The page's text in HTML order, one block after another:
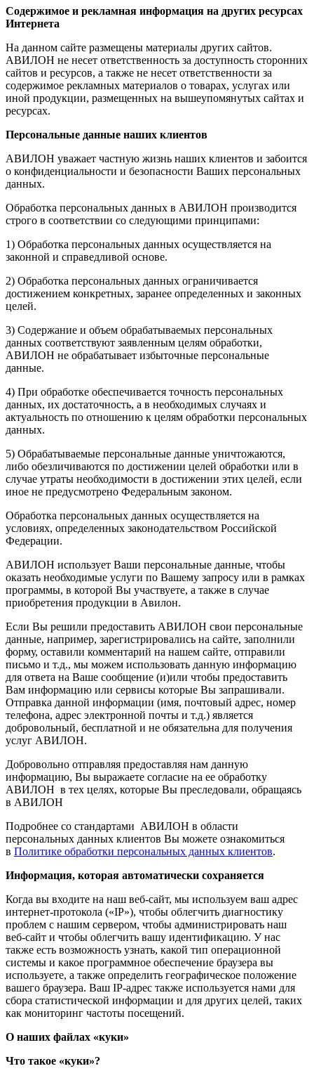
Содержимое и рекламная информация на других ресурсах
Интернета
На данном сайте размещены материалы других сайтов.
АВИЛОН не несет ответственность за доступность сторонних
сайтов и ресурсов, а также не несет ответственности за
содержимое рекламных материалов о товарах, услугах или
иной продукции, размещенных на вышеупомянутых сайтах и
ресурсах.
Персональные данные наших клиентов
АВИЛОН уважает частную жизнь наших клиентов и забоится
о конфиденциальности и безопасности Ваших персональных
данных.
Обработка персональных данных в АВИЛОН производится
строго в соответствии со следующими принципами:
1) Обработка персональных данных осуществляется на
законной и справедливой основе.
2) Обработка персональных данных ограничивается
достижением конкретных, заранее определенных и законных
целей.
3) Содержание и объем обрабатываемых персональных
данных соответствуют заявленным целям обработки,
АВИЛОН не обрабатывает избыточные персональные
данные.
4) При обработке обеспечивается точность персональных
данных, их достаточность, а в необходимых случаях и
актуальность по отношению к целям обработки персональных
данных.
5) Обрабатываемые персональные данные уничтожаются,
либо обезличиваются по достижении целей обработки или в
случае утраты необходимости в достижении этих целей, если
иное не предусмотрено Федеральным законом.
Обработка персональных данных осуществляется на
условиях, определенных законодательством Российской
Федерации.
АВИЛОН использует Ваши персональные данные, чтобы
оказать необходимые услуги по Вашему запросу или в рамках
программы, в которой Вы участвуете, а также в случае
приобретения продукции в Авилон.
Если Вы решили предоставить АВИЛОН свои персональные
данные, например, зарегистрировались на сайте, заполнили
форму, оставили комментарий на нашем сайте, отправили
письмо и т.д., мы можем использовать данную информацию
для ответа на Ваше сообщение (и)или чтобы предоставить
Вам информацию или сервисы которые Вы запрашивали.
Отправка данной информации (имя, почтовый адрес, номер
телефона, адрес электронной почты и т.д.) является
добровольный, бесплатной и не обязательна для получения
услуг АВИЛОН.
Добровольно отправляя предоставляя нам данную
информацию, Вы выражаете согласие на ее обработку
АВИЛОН в тех целях, которые Вы преследовали, обращаясь
в АВИЛОН
Подробнее со стандартами АВИЛОН в области
персональных данных клиентов Вы можете ознакомиться
в Политике обработки персональных данных клиентов.
Информация, которая автоматически сохраняется
Когда вы входите на наш веб-сайт, мы используем ваш адрес
интернет-протокола («IP»), чтобы облегчить диагностику
проблем с нашим сервером, чтобы администрировать наш
веб-сайт и чтобы облегчить вашу идентификацию. У нас
также есть возможность узнать, какой тип операционной
системы и какое программное обеспечение браузера вы
используете, а также определить географическое положение
вашего браузера. Ваш IP-адрес также используется нами для
сбора статистической информации и для других целей, таких
как мониторинг частоты посещений.
О наших файлах «куки»
Что такое «куки»?